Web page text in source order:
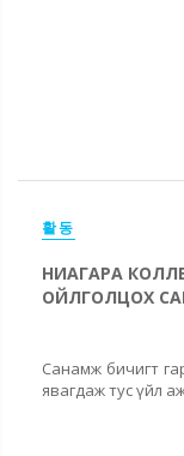
활동
НИАГАРА
ОЙЛГОЛЦОХ
Санамж бичигт
явагдаж тус үйл